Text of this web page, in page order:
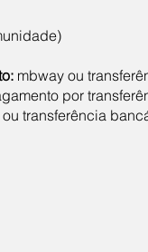
mbway ou
por
transferência